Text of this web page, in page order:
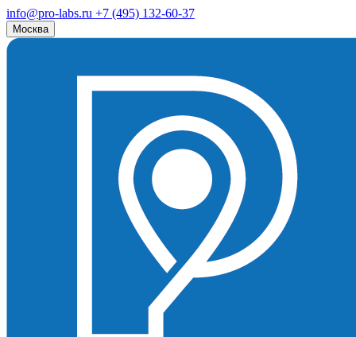
info@pro-labs.ru +7 (495) 132-60-37
Москва